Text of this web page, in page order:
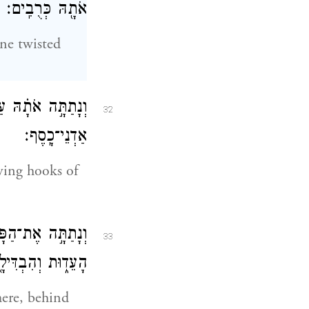
אֹתָ֖הּ כְּרֻבִֽים׃
twisted
32
וְנָתַתָּ֣ה אֹתָ֗הּ
אַדְנֵי־כָֽסֶף׃
hooks of
33
וְנָתַתָּ֣ה
הָעֵד֑וּת
behind